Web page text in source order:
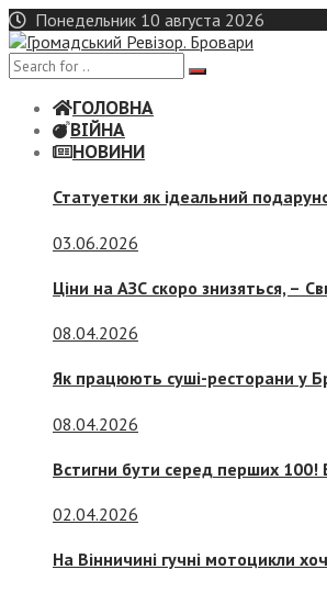
Skip
to
content
Понедельник 10 августа 2026
ГОЛОВНА
ВІЙНА
НОВИНИ
Статуетки як ідеальний
03.06.2026
Ціни на АЗС скоро знизяться, –
08.04.2026
Як працюють суші-ресторани у
08.04.2026
Встигни бути серед перших 100!
02.04.2026
На Вінничині гучні мотоцикли